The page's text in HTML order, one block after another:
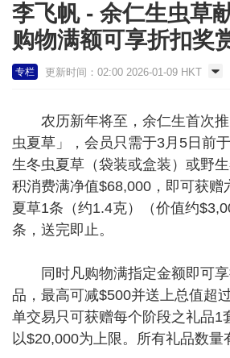
李飞帆 - 余仁生虫草
购物满额可享折扣奖
专栏 更新时间：02:00 2026-01-09 HKT
农历新年将至，余仁生首次推
虫夏草」，会员只需于3月5日前
生冬虫夏草（袋装或盒装）或野
积消费满净值$68,000，即可获赠
夏草1条（约1.4克）（价值约
条，送完即止。
同时凡购物满指定金额即可享
品，最高可减$500并送上总值超
单交易只可获赠每个阶段之礼品1
以$20,000为上限。所有礼品数量